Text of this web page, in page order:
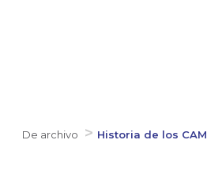
De archivo Historia de los